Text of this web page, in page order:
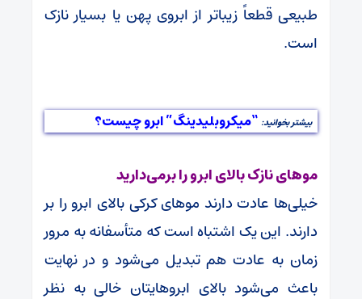
طبیعی قطعاً زیباتر از ابروی پهن یا بسیار نازک
است.
بیشتر بخوانید: “میکروبلیدینگ” ابرو چیست؟
موهای نازک بالای ابرو را برمی‌دارید
خیلی‌ها عادت دارند موهای کرکی بالای ابرو را بر
دارند. این یک اشتباه است که متأسفانه به مرور
زمان به عادت هم تبدیل می‌شود و در نهایت
باعث می‌شود بالای ابروهایتان خالی به نظر